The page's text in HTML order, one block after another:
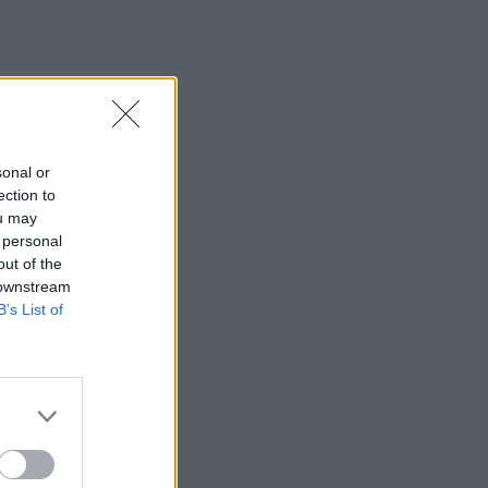
or
to
may
of the
List of